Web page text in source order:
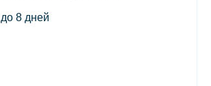
до 8 дней